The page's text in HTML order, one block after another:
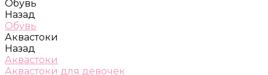
Обувь
Назад
Обувь
Аквастоки
Назад
Аквастоки
Аквастоки для девочек